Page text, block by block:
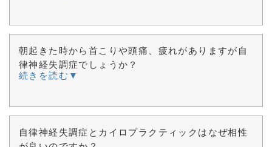
朝起きた時から首こりや頭痛、疲れがありますが自
律神経失調症でしょうか？
続きを読む▼
自律神経失調症とカイロプラクティックはなぜ相性